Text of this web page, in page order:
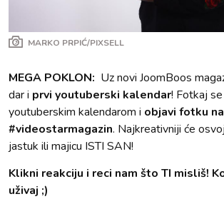
MARKO PRPIĆ/PIXSELL
MEGA POKLON: Uz novi JoomBoos
dar i prvi youtuberski kalendar! Fotkaj
youtuberskim kalendarom i objavi fotku
#videostarmagazin. Najkreativniji će
jastuk ili majicu ISTI SAN!
Klikni reakciju i reci nam što TI misliš!
uživaj ;)